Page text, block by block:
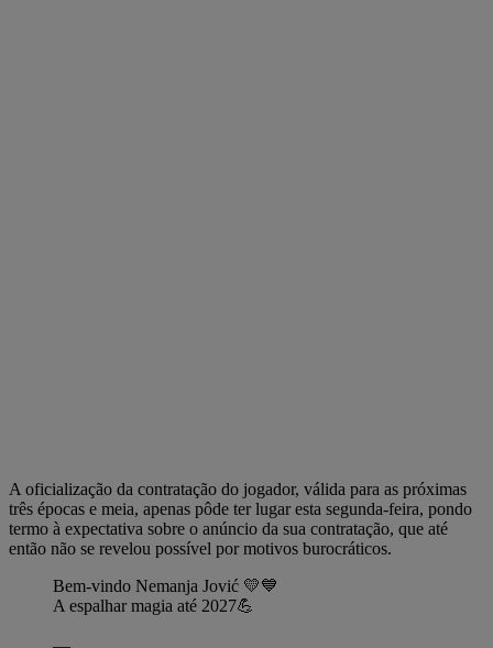
A oficialização da contratação do jogador, válida para as próximas
três épocas e meia, apenas pôde ter lugar esta segunda-feira, pondo
termo à expectativa sobre o anúncio da sua contratação, que até
então não se revelou possível por motivos burocráticos.
Bem-vindo Nemanja Jović 💛💙
A espalhar magia até 2027💪